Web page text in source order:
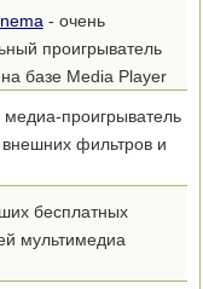
- очень
проигрыватель
базе Media Player
проигрыватель
фильтров и
бесплатных
мультимедиа